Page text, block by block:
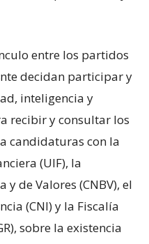
entre los partidos
decidan participar y
inteligencia y
recibir y consultar los
candidaturas con la
(UIF), la
de Valores (CNBV), el
(CNI) y la Fiscalía
sobre la existencia